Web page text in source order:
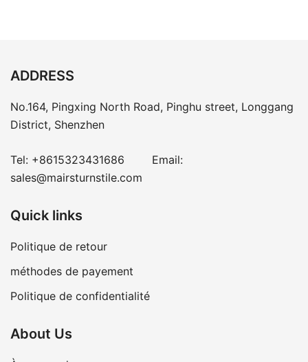
ADDRESS
No.164, Pingxing North Road, Pinghu street, Longgang
District, Shenzhen
Tel: +8615323431686 Email:
sales@mairsturnstile.com
Quick links
Politique de retour
méthodes de payement
Politique de confidentialité
About Us